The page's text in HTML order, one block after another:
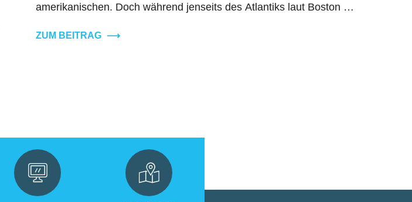
amerikanischen. Doch während jenseits des Atlantiks laut Boston …
ZUM BEITRAG ⟶